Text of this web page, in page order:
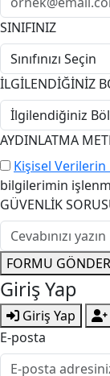
SINIFINIZ
İLGİLENDİĞİNİZ
AYDINLATMA
Kişisel Verilerin
bilgilerimin
GÜVENLİK
FORMU GÖNDER
Giriş Yap
Giriş Yap
E-posta